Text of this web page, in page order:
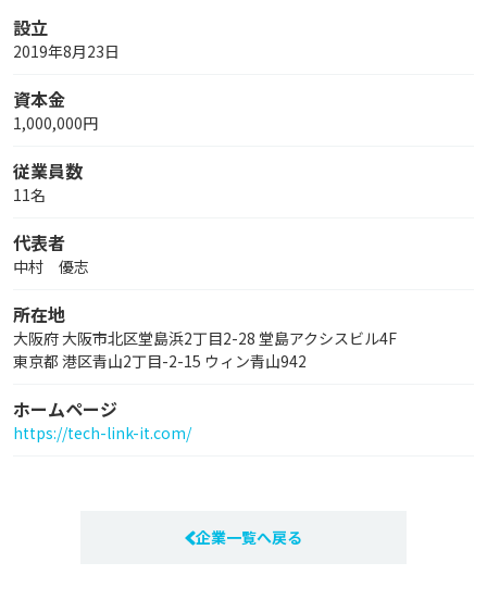
設立
2019年8月23日
資本金
1,000,000円
従業員数
11名
代表者
中村 優志
所在地
大阪府 大阪市北区堂島浜2丁目2-28 堂島アクシスビル4F
東京都 港区青山2丁目-2-15 ウィン青山942
ホームページ
https://tech-link-it.com/
企業一覧へ戻る